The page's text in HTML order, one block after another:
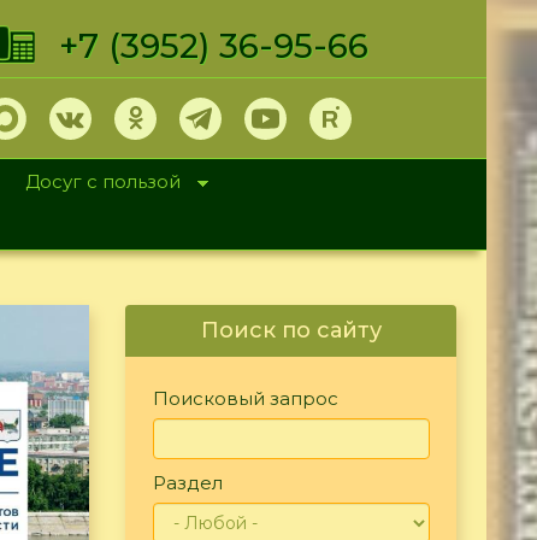
+7 (3952) 36-95-66
Досуг с пользой
Поиск по сайту
Поисковый запрос
Раздел